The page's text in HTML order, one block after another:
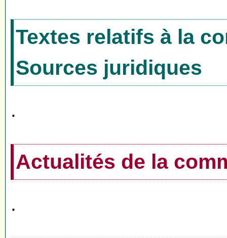
Textes relatifs à la
Sources juridiques
.
Actualités de la
.